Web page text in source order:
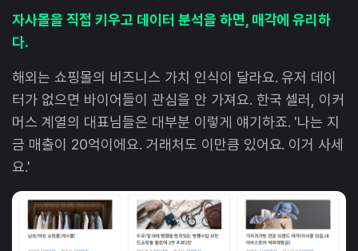
자사몰을 직접 키우고 데이터 분석을 하면, 매각에 유리하
다.
해외는 쇼핑몰의 비즈니스 가치 인식이 달라요. 유저 데이
터가 없으면 바이어들이 관심을 안 가져요. 한국 셀러, 이커
머스 계열의 대표님들은 대부분 이렇게 얘기하죠. '나는 지
금 매출이 20억이에요. 거래처도 이만큼 있어요. 이거 사세
요.'